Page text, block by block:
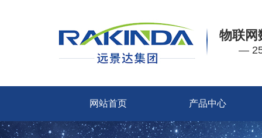
物联网
—
网站首页 产品中心